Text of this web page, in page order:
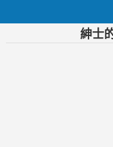
紳士